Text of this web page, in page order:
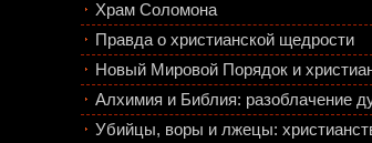
Храм Соломона
Правда о христианской щедрости
Новый Мировой Порядок и
Алхимия и Библия: разоблачение
Убийцы, воры и лжецы: